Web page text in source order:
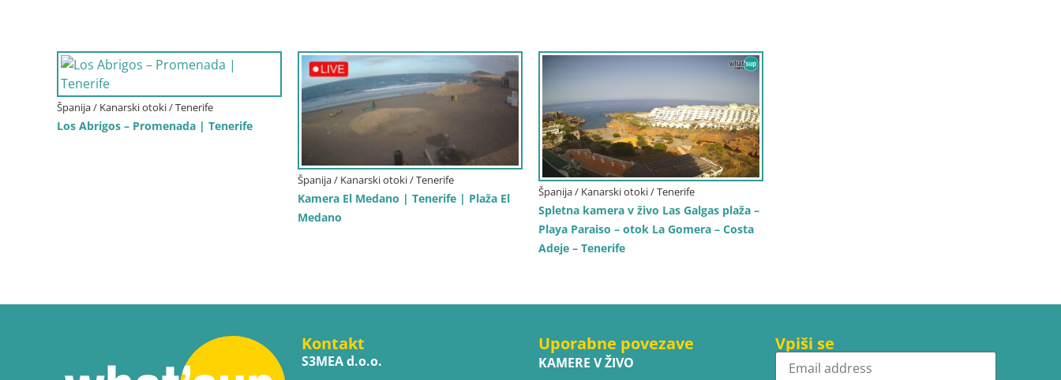
Španija / Kanarski otoki / Tenerife
Los Abrigos – Promenada | Tenerife
Španija / Kanarski otoki / Tenerife
Kamera El Medano | Tenerife | Plaža El
Medano
Španija / Kanarski otoki / Tenerife
Spletna kamera v živo Las Galgas plaža –
Playa Paraiso – otok La Gomera – Costa
Adeje – Tenerife
Kontakt
S3MEA d.o.o.
Uporabne povezave
KAMERE V ŽIVO
Vpiši se